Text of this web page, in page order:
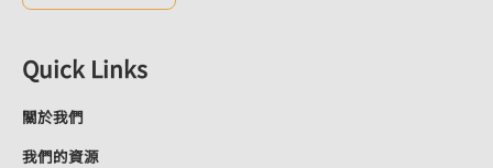
Quick Links
關於我們
我們的資源